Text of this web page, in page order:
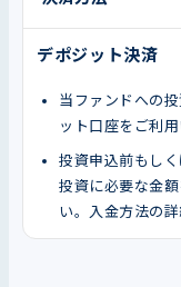
デポジット決済
当ファンドへの
ット口座をご利用
投資申込前もし
投資に必要な金
い。入金方法の詳